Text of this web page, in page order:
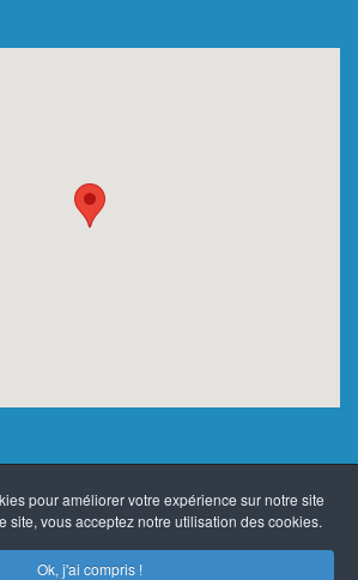
Access Consciousness®
Bars®Formation Access Corps®
cookies sur ce site.
des cookies pour personnaliser
pour améliorer votre expérience sur notre site
site, vous acceptez notre utilisation des cookies.
Ok, j'ai compris !